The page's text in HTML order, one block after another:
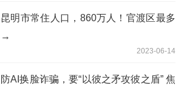
昆明市常住人口，860万人！官渡区最多
→
2023-06-14
防AI换脸诈骗，要“以彼之矛攻彼之盾” 焦